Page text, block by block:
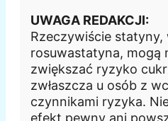
UWAGA REDAKCJI:
Rzeczywiście statyny,
rosuwastatyna, mogą
zwiększać ryzyko
zwłaszcza u osób z
czynnikami ryzyka.
efekt pewny ani